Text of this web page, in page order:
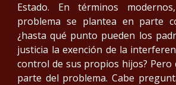
Estado. En términos
problema se plantea en parte
¿hasta qué punto pueden los
justicia la exención de la
control de sus propios hijos? Pero
parte del problema. Cabe